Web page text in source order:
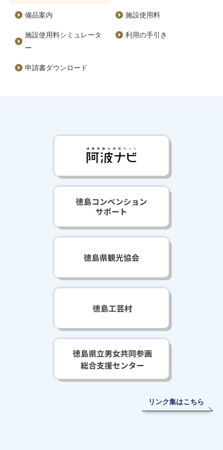
備品案内 施設使用料
施設使用料シミュレータ
ー
利用の手引き
申請書ダウンロード
リンク集はこちら